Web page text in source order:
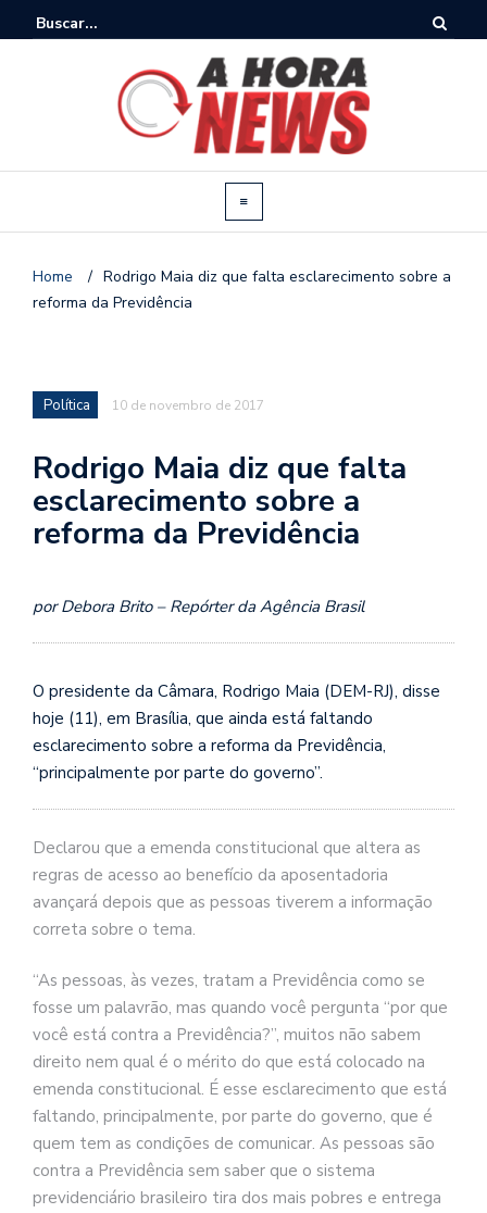
Home / Rodrigo Maia diz que falta esclarecimento sobre a
reforma da Previdência
Política 10 de novembro de 2017
Rodrigo Maia diz que falta
esclarecimento sobre a
reforma da Previdência
por Debora Brito – Repórter da Agência Brasil
O presidente da Câmara, Rodrigo Maia (DEM-RJ), disse
hoje (11), em Brasília, que ainda está faltando
esclarecimento sobre a reforma da Previdência,
“principalmente por parte do governo”.
Declarou que a emenda constitucional que altera as
regras de acesso ao benefício da aposentadoria
avançará depois que as pessoas tiverem a informação
correta sobre o tema.
“As pessoas, às vezes, tratam a Previdência como se
fosse um palavrão, mas quando você pergunta “por que
você está contra a Previdência?”, muitos não sabem
direito nem qual é o mérito do que está colocado na
emenda constitucional. É esse esclarecimento que está
faltando, principalmente, por parte do governo, que é
quem tem as condições de comunicar. As pessoas são
contra a Previdência sem saber que o sistema
previdenciário brasileiro tira dos mais pobres e entrega